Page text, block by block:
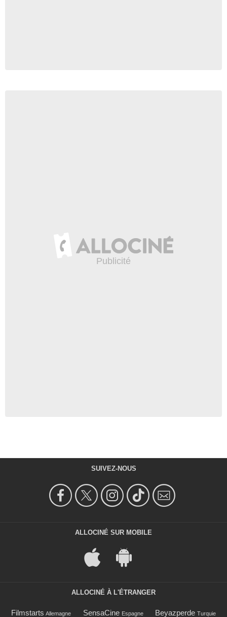
SUIVEZ-NOUS
ALLOCINÉ SUR MOBILE
ALLOCINÉ À L'ÉTRANGER
Filmstarts Allemagne SensaCine Espagne Beyazperde Turquie